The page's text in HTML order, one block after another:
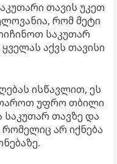
თავის უკეთ
რომ მეტი
საკუთარ
აქვს თავისი
ისწავლით, ეს
უფრო თბილი
თავზე და
არ იქნება